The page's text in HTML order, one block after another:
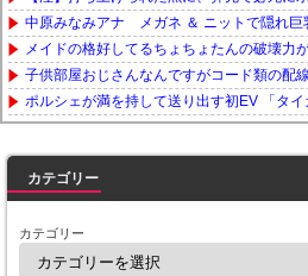
中原みなみアナ メガネ ＆ ニットで隠れ巨
メイドの格好してるちょちょたんの破壊力
子供部屋おじさんなんですがコード類の配
ポルシェが満を持して送り出す初EV 「タイ
カテゴリー
カテゴリー